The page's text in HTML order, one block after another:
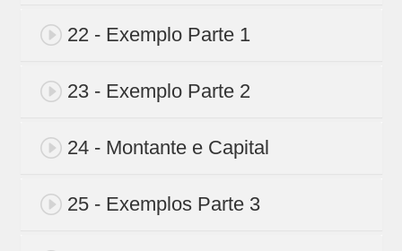
22 - Exemplo Parte 1
23 - Exemplo Parte 2
24 - Montante e Capital
25 - Exemplos Parte 3